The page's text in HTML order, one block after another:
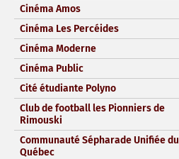
Cinéma Amos
Cinéma Les Percéides
Cinéma Moderne
Cinéma Public
Cité étudiante Polyno
Club de football les Pionniers de
Rimouski
Communauté Sépharade Unifiée du
Québec